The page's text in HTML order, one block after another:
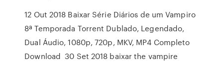
12 Out 2018 Baixar Série Diários de um Vampiro
8ª Temporada Torrent Dublado, Legendado,
Dual Áudio, 1080p, 720p, MKV, MP4 Completo
Download 30 Set 2018 baixar the vampire